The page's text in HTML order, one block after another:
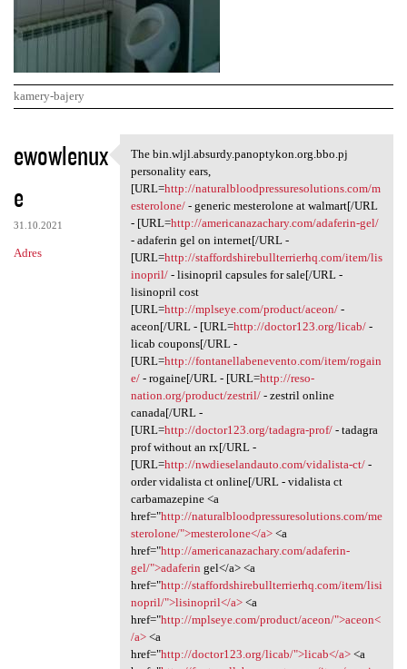
kamery-bajery
K
o
m
e
n
ewowlenux
e
31.10.2021
Adres
The bin.wljl.absurdy
The bin.wljl.absurdy.panoptykon.org.bbo.pj
personality ears,
[URL=http://naturalbloodpressuresolutions.com/m
esterolone/- generic mesterolone at walmart[/URL
- [URL=http://americanazachary.com/adaferin-gel/
- adaferin gel on internet[/URL -
[URL=http://staffordshirebullterrierhq.com/item/lis
inopril/- lisinopril capsules for sale[/URL -
lisinopril cost
[URL=http://mplseye.com/product/aceon/-
aceon[/URL - [URL=http://doctor123.org/licab/-
licab coupons[/URL -
[URL=http://fontanellabenevento.com/item/rogain
e/- rogaine[/URL - [URL=http://reso-
nation.org/product/zestril/- zestril online
canada[/URL -
[URL=http://doctor123.org/tadagra-prof/- tadagra
prof without an rx[/URL -
[URL=http://nwdieselandauto.com/vidalista-ct/-
order vidalista ct online[/URL - vidalista ct
carbamazepine <a
href="http://naturalbloodpressuresolutions.com/me
sterolone/">mesterolone</a><a
href="http://americanazachary.com/adaferin-
gel/">adaferin gel</a> <a
href="http://staffordshirebullterrierhq.com/item/lisi
nopril/">lisinopril</a><a
href="http://mplseye.com/product/aceon/">aceon<
/a><a
href="http://doctor123.org/licab/">licab</a><a